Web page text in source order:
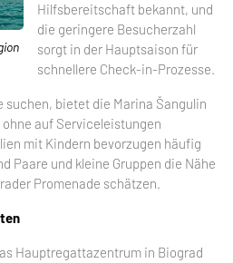
Hilfsbereitschaft bekannt, und
die geringere Besucherzahl
sorgt in der Hauptsaison für
schnellere Check-in-Prozesse.
suchen, bietet die Marina Šangulin
auf Serviceleistungen
mit Kindern bevorzugen häufig
Paare und kleine Gruppen die Nähe
Promenade schätzen.
Hauptregattazentrum in Biograd